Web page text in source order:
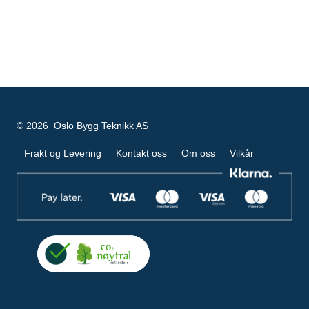
© 2026 Oslo Bygg Teknikk AS
Frakt og Levering Kontakt oss Om oss Vilkår